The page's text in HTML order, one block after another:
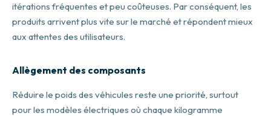
itérations fréquentes et peu coûteuses. Par conséquent, les
produits arrivent plus vite sur le marché et répondent mieux
aux attentes des utilisateurs.
Allègement des composants
Réduire le poids des véhicules reste une priorité, surtout
pour les modèles électriques où chaque kilogramme